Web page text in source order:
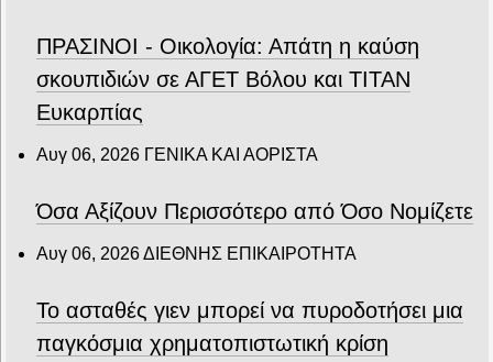
ΠΡΑΣΙΝΟΙ - Οικολογία: Απάτη η καύση
σκουπιδιών σε ΑΓΕΤ Βόλου και ΤΙΤΑΝ
Ευκαρπίας
Αυγ 06, 2026 ΓΕΝΙΚΑ ΚΑΙ ΑΟΡΙΣΤΑ
Όσα Αξίζουν Περισσότερο από Όσο Νομίζετε
Αυγ 06, 2026ΔΙΕΘΝΗΣ ΕΠΙΚΑΙΡΟΤΗΤΑ
Το ασταθές γιεν μπορεί να πυροδοτήσει μια
παγκόσμια χρηματοπιστωτική κρίση